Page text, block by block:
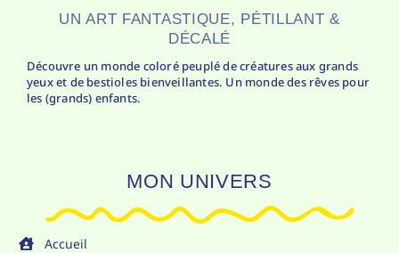
UN ART FANTASTIQUE, PÉTILLANT &
DÉCALÉ
Découvre un monde coloré peuplé de créatures aux grands
yeux et de bestioles bienveillantes. Un monde des rêves pour
les (grands) enfants.
MON UNIVERS
Accueil